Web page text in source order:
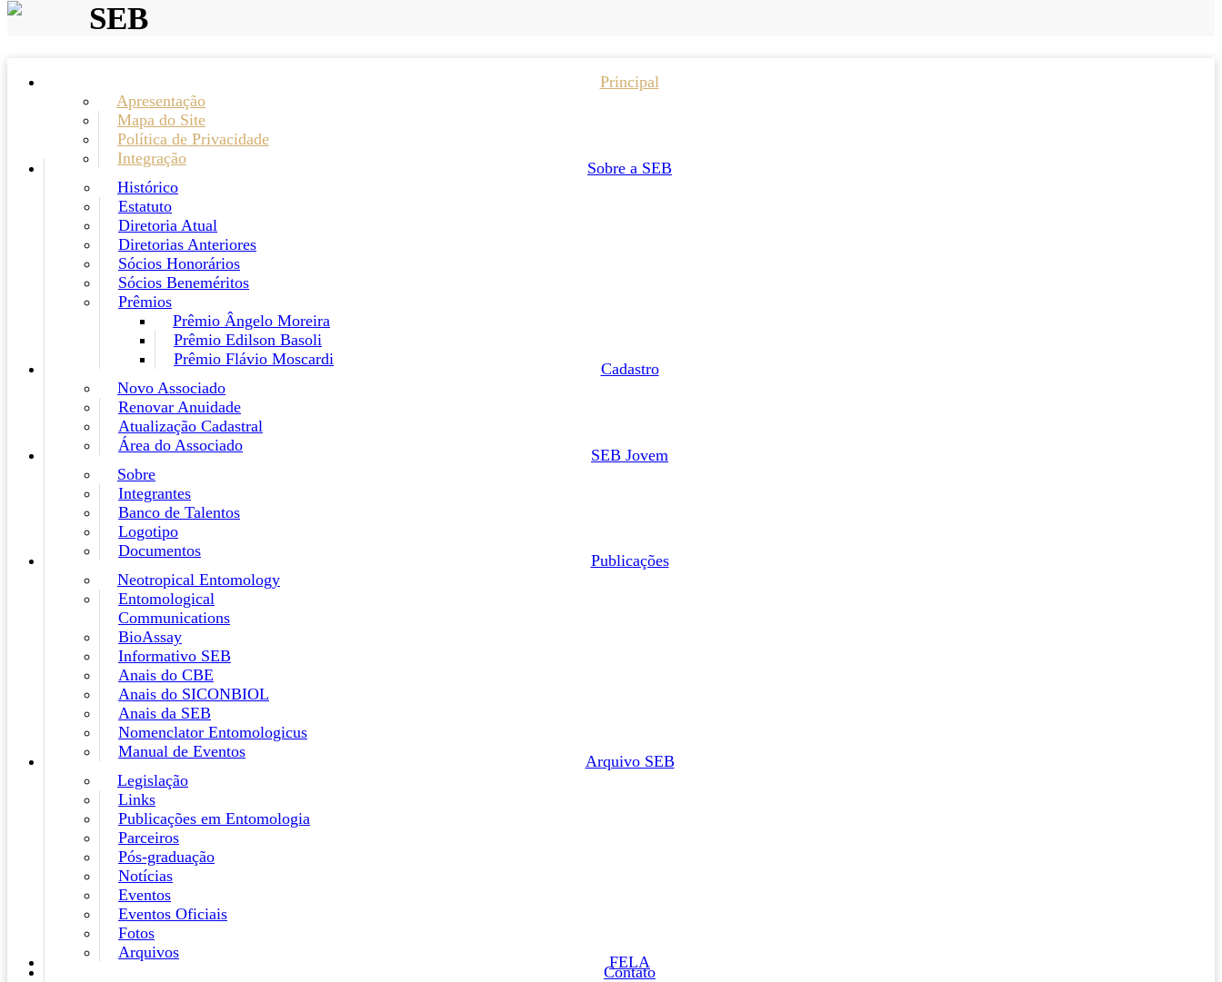
SEB
Principal
Apresentação
Mapa do Site
Política de Privacidade
Integração
Sobre a SEB
Histórico
Estatuto
Diretoria Atual
Diretorias Anteriores
Sócios Honorários
Sócios Beneméritos
Prêmios
Prêmio Ângelo Moreira
Prêmio Edilson Basoli
Prêmio Flávio Moscardi
Cadastro
Novo Associado
Renovar Anuidade
Atualização Cadastral
Área do Associado
SEB Jovem
Sobre
Integrantes
Banco de Talentos
Logotipo
Documentos
Publicações
Neotropical Entomology
Entomological
Communications
BioAssay
Informativo SEB
Anais do CBE
Anais do SICONBIOL
Anais da SEB
Nomenclator Entomologicus
Manual de Eventos
Arquivo SEB
Legislação
Links
Publicações em Entomologia
Parceiros
Pós-graduação
Notícias
Eventos
Eventos Oficiais
Fotos
Arquivos
FELA
Contato